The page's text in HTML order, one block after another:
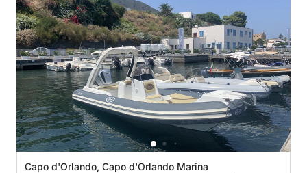
Capo d'Orlando, Capo d'Orlando Marina